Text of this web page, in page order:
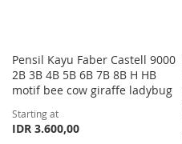
Pensil Kayu Faber Castell 9000
2B 3B 4B 5B 6B 7B 8B H HB
motif bee cow giraffe ladybug
Starting at
IDR 3.600,00